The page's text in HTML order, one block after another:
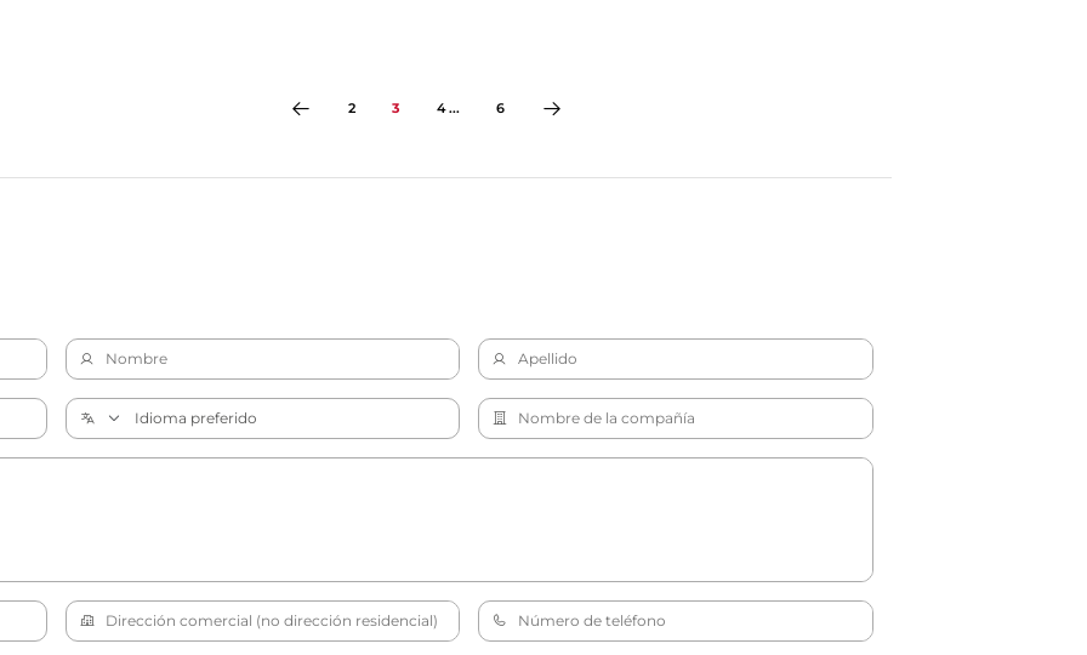
2 3 4 ... 6